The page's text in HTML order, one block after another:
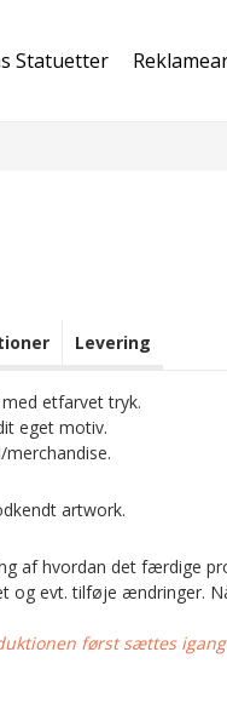
Statuetter
Levering
etfarvet tryk.
eget motiv.
artwork.
af hvordan det færdige
og evt. tilføje ændringer.
først sættes